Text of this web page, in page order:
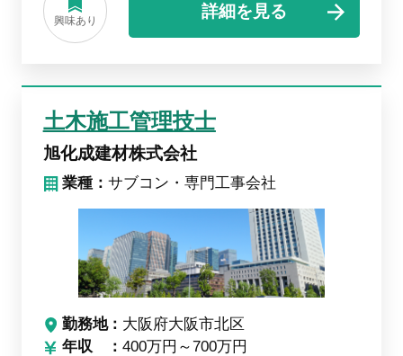
興味あり
詳細を見る
土木施工管理技士
旭化成建材株式会社
業種：サブコン・専門工事会社
勤務地
大阪府大阪市北区
年収
400万円～700万円